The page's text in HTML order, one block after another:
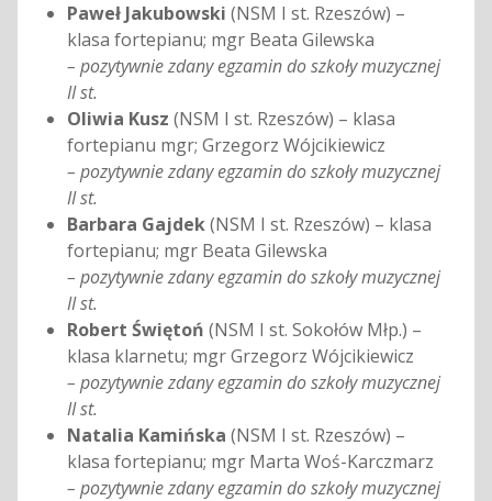
Paweł Jakubowski (NSM I st. Rzeszów) –
klasa fortepianu; mgr Beata Gilewska
– pozytywnie zdany egzamin do szkoły muzycznej
II st.
Oliwia Kusz (NSM I st. Rzeszów) – klasa
fortepianu mgr; Grzegorz Wójcikiewicz
– pozytywnie zdany egzamin do szkoły muzycznej
II st.
Barbara Gajdek(NSM I st. Rzeszów) – klasa
fortepianu; mgr Beata Gilewska
– pozytywnie zdany egzamin do szkoły muzycznej
II st.
Robert Świętoń (NSM I st. Sokołów Młp.) –
klasa klarnetu; mgr Grzegorz Wójcikiewicz
– pozytywnie zdany egzamin do szkoły muzycznej
II st.
Natalia Kamińska (NSM I st. Rzeszów) –
klasa fortepianu; mgr Marta Woś-Karczmarz
– pozytywnie zdany egzamin do szkoły muzycznej